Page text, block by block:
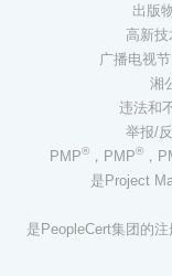
出版
高新技
广播电视
湘
违法和
举报/
PMP®，PMP®，
是Project
是PeopleCert集团的